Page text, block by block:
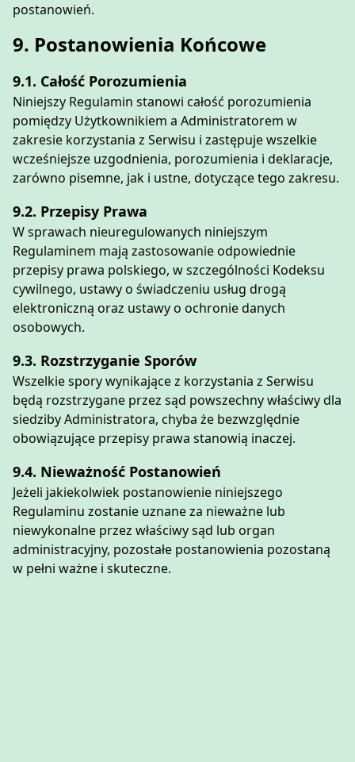
postanowień.
9. Postanowienia Końcowe
9.1. Całość Porozumienia
Niniejszy Regulamin stanowi całość porozumienia
pomiędzy Użytkownikiem a Administratorem w
zakresie korzystania z Serwisu i zastępuje wszelkie
wcześniejsze uzgodnienia, porozumienia i deklaracje,
zarówno pisemne, jak i ustne, dotyczące tego zakresu.
9.2. Przepisy Prawa
W sprawach nieuregulowanych niniejszym
Regulaminem mają zastosowanie odpowiednie
przepisy prawa polskiego, w szczególności Kodeksu
cywilnego, ustawy o świadczeniu usług drogą
elektroniczną oraz ustawy o ochronie danych
osobowych.
9.3. Rozstrzyganie Sporów
Wszelkie spory wynikające z korzystania z Serwisu
będą rozstrzygane przez sąd powszechny właściwy dla
siedziby Administratora, chyba że bezwzględnie
obowiązujące przepisy prawa stanowią inaczej.
9.4. Nieważność Postanowień
Jeżeli jakiekolwiek postanowienie niniejszego
Regulaminu zostanie uznane za nieważne lub
niewykonalne przez właściwy sąd lub organ
administracyjny, pozostałe postanowienia pozostaną
w pełni ważne i skuteczne.